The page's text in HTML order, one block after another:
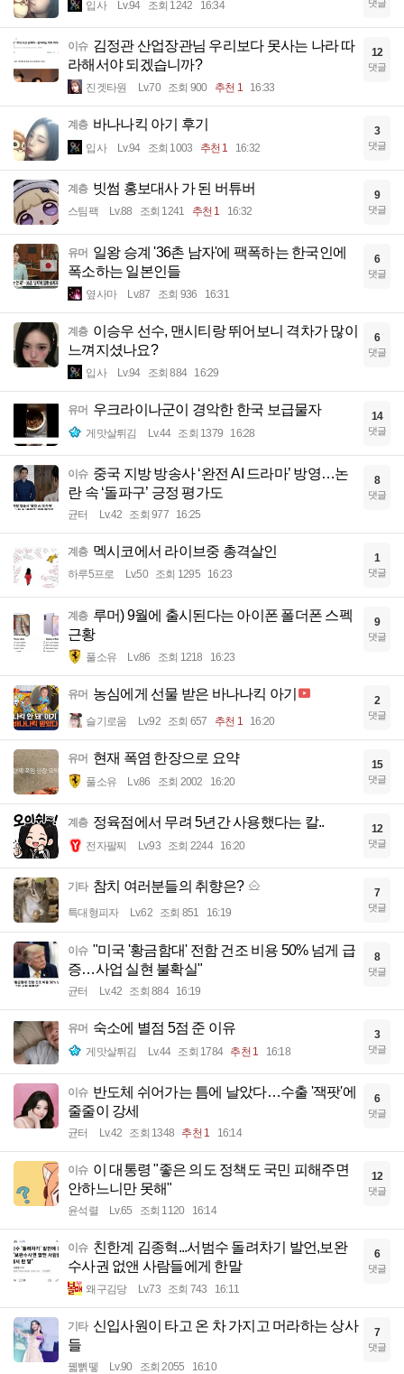
입사 Lv.94 조회 1242 16:34 댓글
이슈 김정관 산업장관님 우리보다 못사는 나라 따
라해서야 되겠습니까?
진겟타원 Lv.70 조회 900 추천 1 16:33
12
댓글
계층 바나나킥 아기 후기
입사 Lv.94 조회 1003 추천 1 16:32
3
댓글
계층 빗썸 홍보대사 가 된 버튜버
스팀팩 Lv.88 조회 1241 추천 1 16:32
9
댓글
유머 일왕 승계 '36촌 남자'에 팩폭하는 한국인에
폭소하는 일본인들
옆사마 Lv.87 조회 936 16:31
6
댓글
계층 이승우 선수, 맨시티랑 뛰어보니 격차가 많이
느껴지셨나요?
입사 Lv.94 조회 884 16:29
6
댓글
유머 우크라이나군이 경악한 한국 보급물자
게맛살튀김 Lv.44 조회 1379 16:28
14
댓글
이슈 중국 지방 방송사 ‘완전 AI 드라마’ 방영…논
란 속 ‘돌파구’ 긍정 평가도
균터 Lv.42 조회 977 16:25
8
댓글
계층 멕시코에서 라이브중 총격살인
하루5프로 Lv.50 조회 1295 16:23
1
댓글
계층 루머) 9월에 출시된다는 아이폰 폴더폰 스펙
근황
풀소유 Lv.86 조회 1218 16:23
9
댓글
유머 농심에게 선물 받은 바나나킥 아기
슬기로움 Lv.92 조회 657 추천 1 16:20
2
댓글
유머 현재 폭염 한장으로 요약
풀소유 Lv.86 조회 2002 16:20
15
댓글
계층 정육점에서 무려 5년간 사용했다는 칼..
전자팔찌 Lv.93 조회 2244 16:20
12
댓글
기타 참치 여러분들의 취향은?
특대형피자 Lv.62 조회 851 16:19
7
댓글
이슈 "미국 '황금함대' 전함 건조 비용 50% 넘게 급
증…사업 실현 불확실"
균터 Lv.42 조회 884 16:19
8
댓글
유머 숙소에 별점 5점 준 이유
게맛살튀김 Lv.44 조회 1784 추천 1 16:18
3
댓글
이슈 반도체 쉬어가는 틈에 날았다…수출 '잭팟'에
줄줄이 강세
균터 Lv.42 조회 1348 추천 1 16:14
6
댓글
이슈 이 대통령 "좋은 의도 정책도 국민 피해주면
안하느니만 못해"
윤석렬 Lv.65 조회 1120 16:14
12
댓글
이슈 친한계 김종혁...서범수 돌려차기 발언,보완
수사권 없앤 사람들에게 한말
왜구김당 Lv.73 조회 743 16:11
6
댓글
기타 신입사원이 타고 온 차 가지고 머라하는 상사
들
꿻뻵뗗 Lv.90 조회 2055 16:10
7
댓글